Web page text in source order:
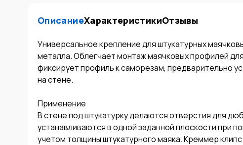
ОписаниеХарактеристикиОтзывы
Универсальное крепление для штукатурных
металла. Облегчает монтаж маячковых профилей
фиксирует профиль к саморезам, предварительно
на стене.
Применение
В стене под штукатурку делаются отверстия для
устанавливаются в одной заданной плоскости при
учетом толщины штукатурного маяка. Креммер